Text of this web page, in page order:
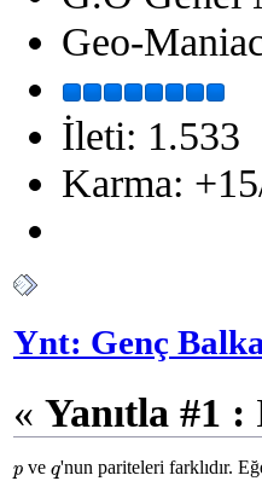
Geo-
İleti: 1.533
Karma:
Ynt: Genç
« Yanıtla #1 :
p veq'nun pariteleri farklıdır.